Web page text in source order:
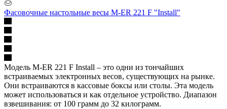
Фасовочные настольные весы M-ER 221 F "Install"
Модель M-ER 221 F Install – это одни из тончайших
встраиваемых электронных весов, существующих на рынке.
Они встраиваются в кассовые боксы или столы. Эта модель
может использоваться и как отдельное устройство. Диапазон
взвешивания: от 100 грамм до 32 килограмм.